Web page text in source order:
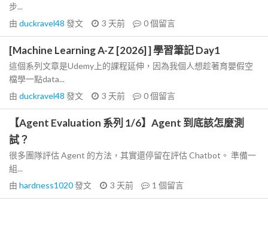
步...
由 duckravel48 發文 3 天前 0個留言
[Machine Learning A-Z [2026] ] 學習筆記 Day1
這個系列文章是Udemy上的課程延伸，因為我個人想趁著育嬰假空
檔學一點data...
由 duckravel48 發文 3 天前 0個留言
【Agent Evaluation 系列 1/6】Agent 到底該怎麼測
試？
很多團隊評估 Agent 的方法，其實還停留在評估 Chatbot。 準備一
組...
由 hardness1020發文 3 天前 1 個留言